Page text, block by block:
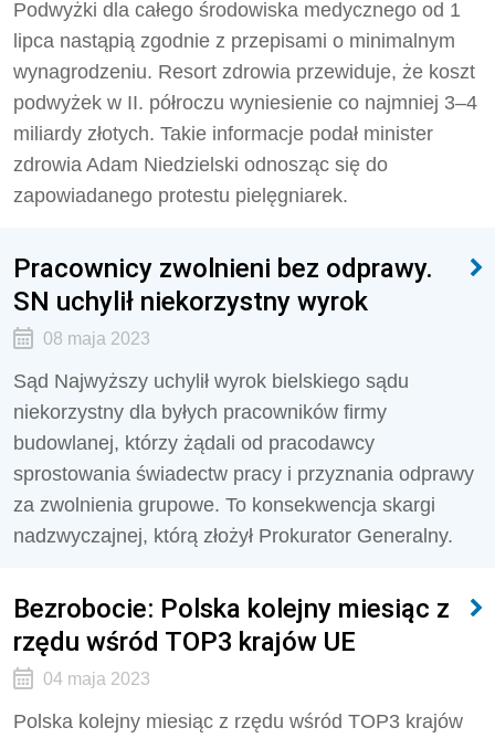
Podwyżki dla całego środowiska medycznego od 1
lipca nastąpią zgodnie z przepisami o minimalnym
wynagrodzeniu. Resort zdrowia przewiduje, że koszt
podwyżek w II. półroczu wyniesienie co najmniej 3–4
miliardy złotych. Takie informacje podał minister
zdrowia Adam Niedzielski odnosząc się do
zapowiadanego protestu pielęgniarek.
Pracownicy zwolnieni bez odprawy.
SN uchylił niekorzystny wyrok
08 maja 2023
Sąd Najwyższy uchylił wyrok bielskiego sądu
niekorzystny dla byłych pracowników firmy
budowlanej, którzy żądali od pracodawcy
sprostowania świadectw pracy i przyznania odprawy
za zwolnienia grupowe. To konsekwencja skargi
nadzwyczajnej, którą złożył Prokurator Generalny.
Bezrobocie: Polska kolejny miesiąc z
rzędu wśród TOP3 krajów UE
04 maja 2023
Polska kolejny miesiąc z rzędu wśród TOP3 krajów